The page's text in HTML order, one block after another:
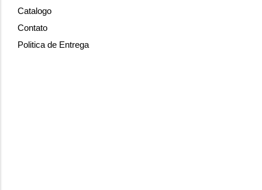
Catalogo
Contato
Politica de Entrega